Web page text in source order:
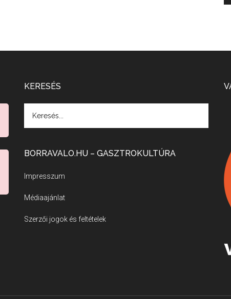
KERESÉS
BORRAVALO.HU – GASZTROKULTÚRA
Impresszum
Médiaajánlat
Szerzői jogok és feltételek